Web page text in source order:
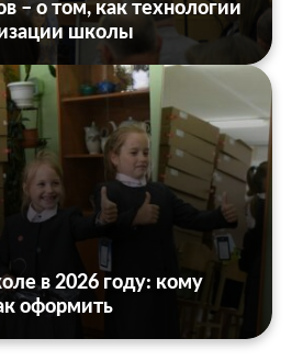
– о том, как технологии
школы
в 2026 году: кому
оформить